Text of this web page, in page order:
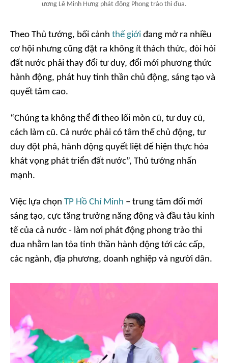
ương Lê Minh Hưng phát động Phong trào thi đua.
Theo Thủ tướng, bối cảnh thế giới đang mở ra nhiều
cơ hội nhưng cũng đặt ra không ít thách thức, đòi hỏi
đất nước phải thay đổi tư duy, đổi mới phương thức
hành động, phát huy tinh thần chủ động, sáng tạo và
quyết tâm cao.
“Chúng ta không thể đi theo lối mòn cũ, tư duy cũ,
cách làm cũ. Cả nước phải có tâm thế chủ động, tư
duy đột phá, hành động quyết liệt để hiện thực hóa
khát vọng phát triển đất nước”, Thủ tướng nhấn
mạnh.
Việc lựa chọn TP Hồ Chí Minh – trung tâm đổi mới
sáng tạo, cực tăng trưởng năng động và đầu tàu kinh
tế của cả nước - làm nơi phát động phong trào thi
đua nhằm lan tỏa tinh thần hành động tới các cấp,
các ngành, địa phương, doanh nghiệp và người dân.